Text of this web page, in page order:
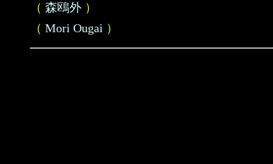
（ 森鴎外 ）
（ Mori Ougai ）